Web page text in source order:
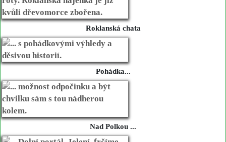
Roklanská chata
Pohádka...
Nad Polkou ...